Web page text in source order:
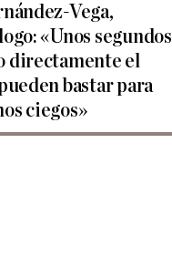
Vega,
«Unos segundos
directamente el
bastar para
ciegos»